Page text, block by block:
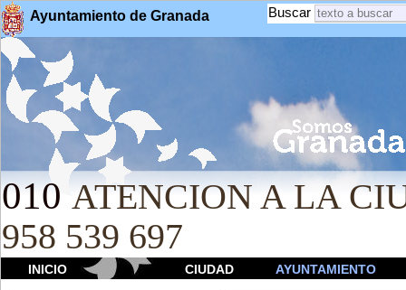
Ayuntamiento de Granada Buscar
010 ATENCION A LA
958 539 697
INICIO CIUDAD AYUNTAMIENTO